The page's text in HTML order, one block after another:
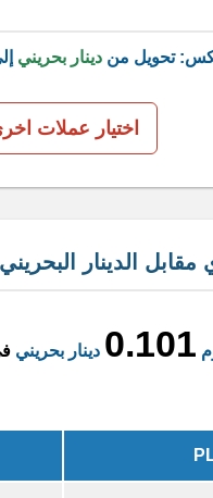
تحويل مندينار بحريني
اختيار عملات
الدينار البحريني
0.101 دينار بحريني